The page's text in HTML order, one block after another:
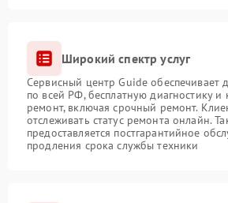
Широкий спектр услуг
Сервисный центр Guide обеспечивает
по всей РФ, бесплатную диагностику и
ремонт, включая срочный ремонт.
отслеживать статус ремонта онлайн.
предоставляется постгарантийное
продления срока службы техники